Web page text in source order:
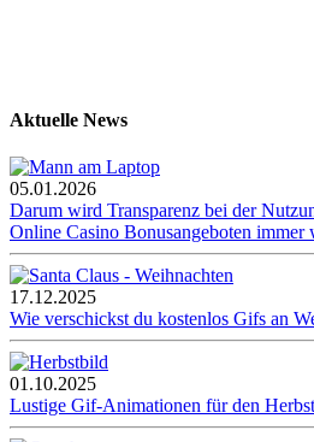
Aktuelle News
05.01.2026
Darum wird Transparenz bei der
Online Casino Bonusangeboten immer
17.12.2025
Wie verschickst du kostenlos Gifs an
01.10.2025
Lustige Gif-Animationen für den Herbst